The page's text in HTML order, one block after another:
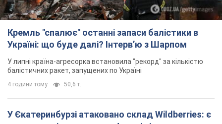
У Єкатеринбурзі атаковано склад Wildberries: є
влучання, піднявся дим. Фото і відео
Не допомогла росіянам навіть робота ППО
4 години тому
"Чудовий батько": у мережі розповіли про
чоловіка, якого Росія убила ударом по
Броварах. Фото